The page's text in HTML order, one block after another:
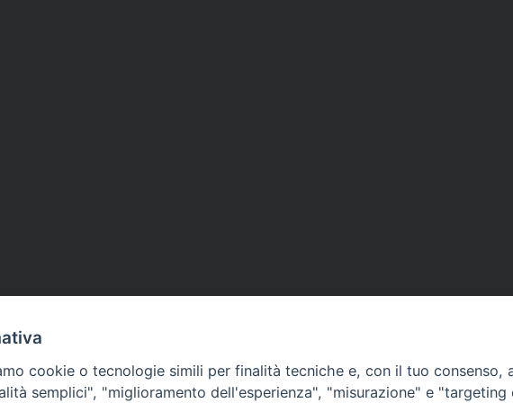
cookie o tecnologie simili per finalità tecniche e, con il tuo consenso,
semplici", "miglioramento dell'esperienza", "misurazione" e